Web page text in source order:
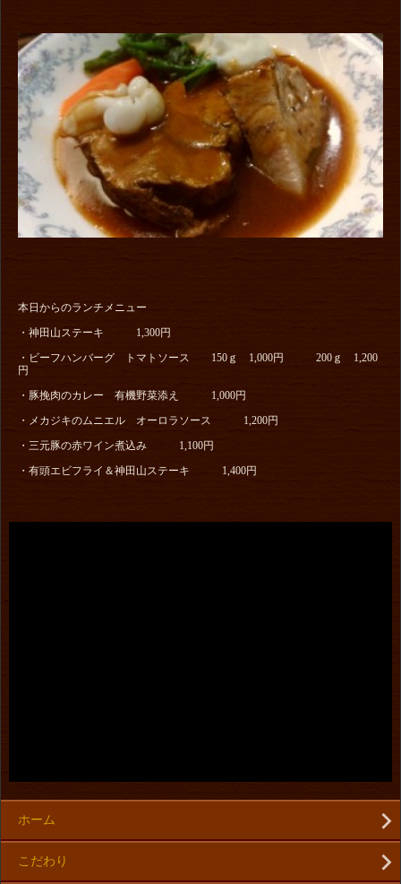
本日からのランチメニュー
・神田山ステーキ 1,300円
・ビーフハンバーグ トマトソース 150ｇ 1,000円 200ｇ 1,200
円
・豚挽肉のカレー 有機野菜添え 1,000円
・メカジキのムニエル オーロラソース 1,200円
・三元豚の赤ワイン煮込み 1,100円
・有頭エビフライ＆神田山ステーキ 1,400円
ホーム
こだわり